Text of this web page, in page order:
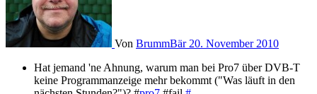
Von BrummBär 20. November 2010
Hat jemand 'ne Ahnung, warum man bei Pro7 über DVB-T
keine Programmanzeige mehr bekommt ("Was läuft in den